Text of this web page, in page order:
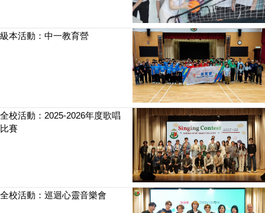
級本活動：中一教育營
全校活動：2025-2026年度歌唱
比賽
全校活動：巡迴心靈音樂會